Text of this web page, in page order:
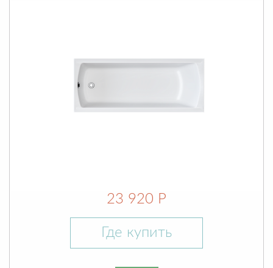
23 920 Р
Где купить